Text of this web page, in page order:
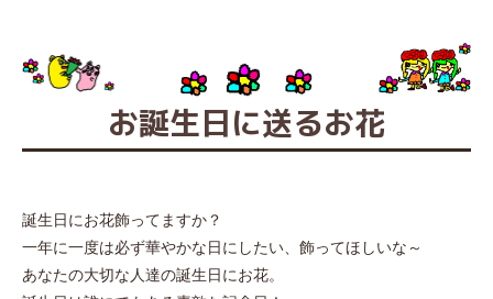
お誕生日に送るお花
誕生日にお花飾ってますか？
一年に一度は必ず華やかな日にしたい、飾ってほしいな～
あなたの大切な人達の誕生日にお花。